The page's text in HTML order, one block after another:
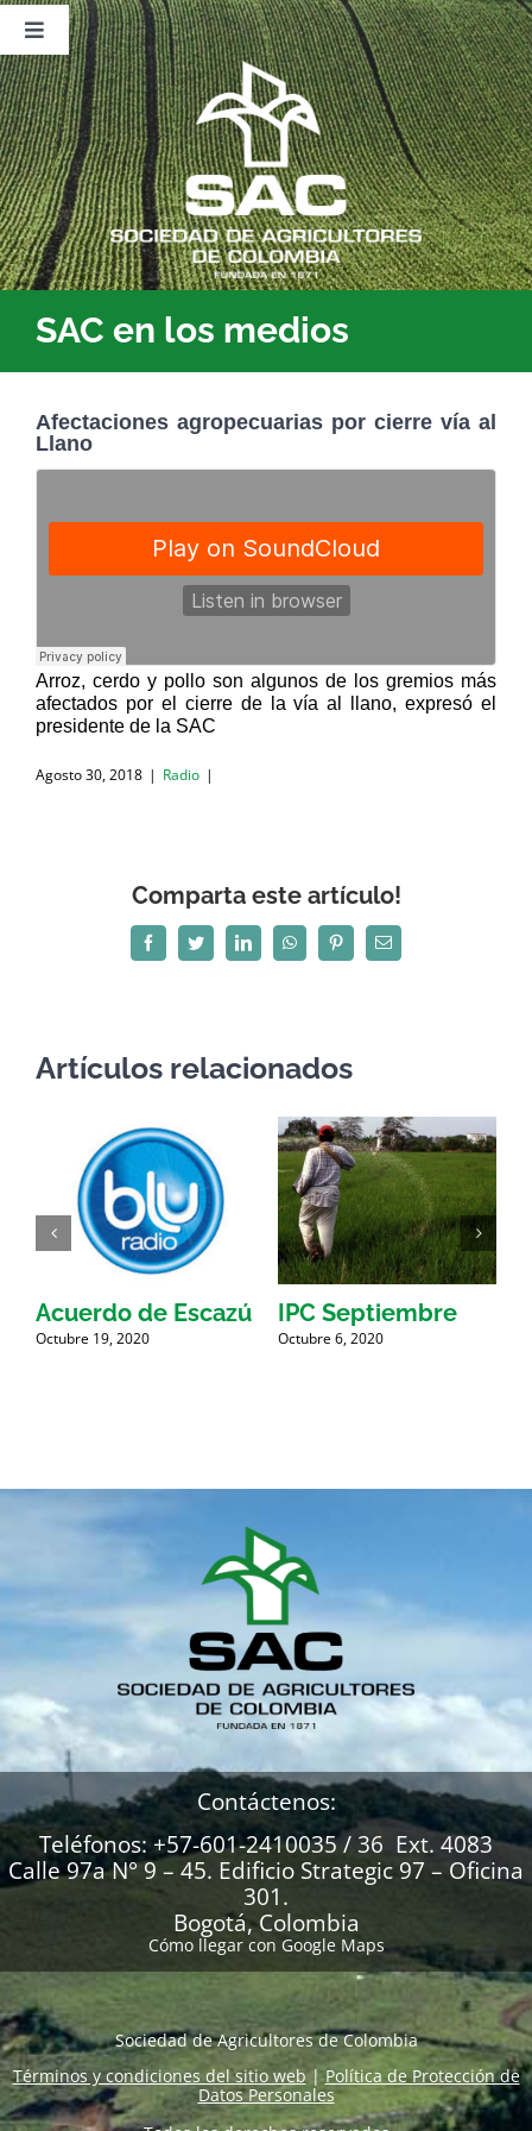
Saltar
contenido
Toggle
Navigation
Nosotros
Publicaciones
Sala de Prensa
Eventos
SAC en los medios
Afectaciones agropecuarias por cierre vía al
Llano
Arroz, cerdo y pollo son algunos de los gremios más
afectados por el cierre de la vía al llano, expresó el
presidente de la SAC
Agosto 30, 2018 | Radio |
Comparta este artículo!
FacebookTwitterLinkedInWhatsAppPinterestCorreo
electrónico
Artículos relacionados
Acuerdo de Escazú
Octubre 19, 2020
IPC Septiembre
Octubre 6, 2020
Contáctenos:
Teléfonos: +57-601-2410035 / 36 Ext. 4083
Calle 97a N° 9 – 45. Edificio Strategic 97 – Oficina
301.
Bogotá, Colombia
Cómo llegar con Google Maps
Sociedad de Agricultores de Colombia
Términos y condiciones del sitio web|Política de Protección de
Datos Personales